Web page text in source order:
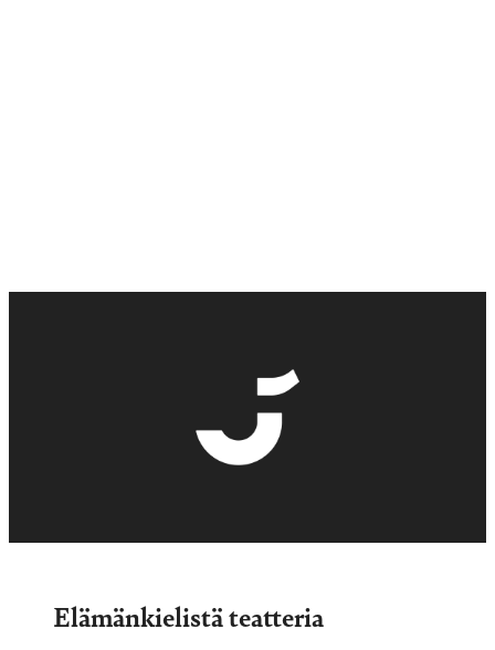
Elämänkielistä teatteria